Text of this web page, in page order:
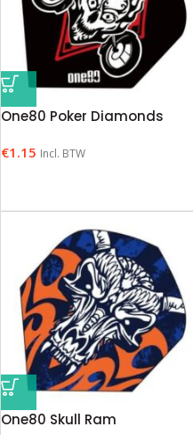
One80 Poker Diamonds
€1.15 Incl. BTW
One80 Skull Ram